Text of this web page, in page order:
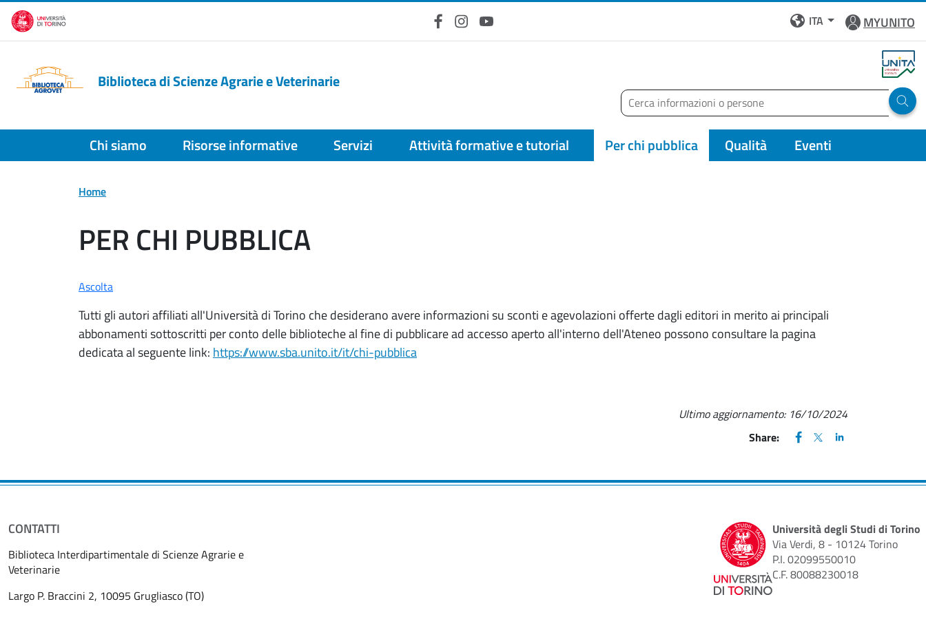
Salta al contenuto principale
FacebookInstagram
YouTube
ITA MYUNITO
Biblioteca di Scienze Agrarie e Veterinarie
Cerca
Run
Chi siamo Risorse informative Servizi Attività formative e tutorial Per chi pubblica Qualità Eventi
Home
PER CHI PUBBLICA
Ascolta
Tutti gli autori affiliati all'Università di Torino che desiderano avere informazioni su sconti e agevolazioni offerte dagli editori in merito ai principali
abbonamenti sottoscritti per conto delle biblioteche al fine di pubblicare ad accesso aperto all'interno dell'Ateneo possono consultare la pagina
dedicata al seguente link: https://www.sba.unito.it/it/chi-pubblica
Ultimo aggiornamento: 16/10/2024
Share:
FACEBOOK
(apre una nuova finestra)
X
(apre una nuova
LINKEDIN
(apre una nuova
CONTATTI
Biblioteca Interdipartimentale di Scienze Agrarie e
Veterinarie
Largo P. Braccini 2, 10095 Grugliasco (TO)
Università degli Studi di Torino
Via Verdi, 8 - 10124 Torino
P.I. 02099550010
C.F. 80088230018